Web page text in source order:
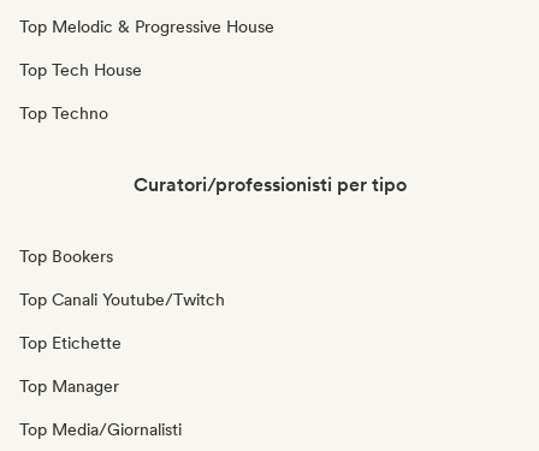
Top Melodic & Progressive House
Top Tech House
Top Techno
Curatori/professionisti per tipo
Top Bookers
Top Canali Youtube/Twitch
Top Etichette
Top Manager
Top Media/Giornalisti